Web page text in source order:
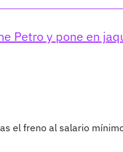
Petro y pone en
el freno al salario